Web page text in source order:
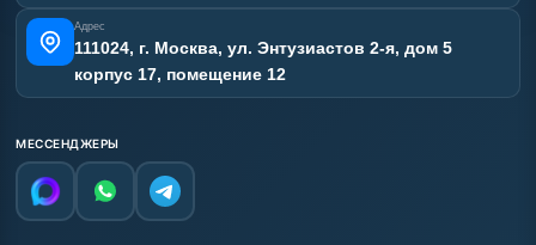
Адрес
111024, г. Москва, ул. Энтузиастов 2-я, дом 5
корпус 17, помещение 12
МЕССЕНДЖЕРЫ